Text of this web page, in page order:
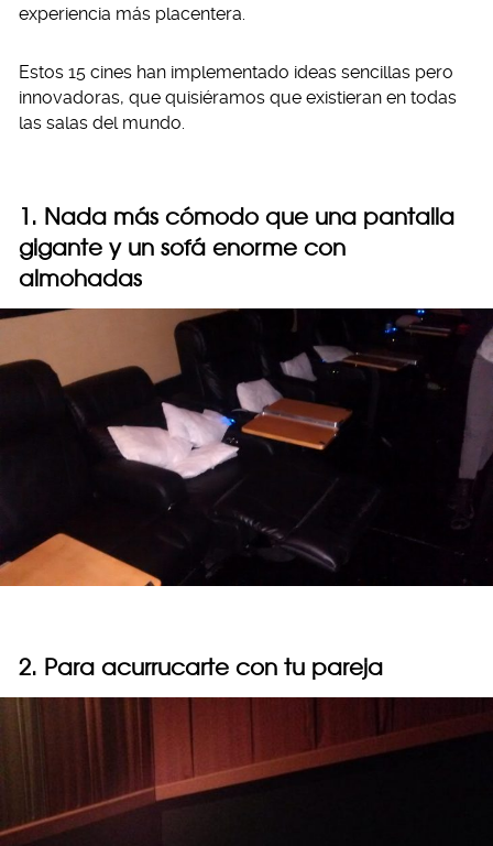
experiencia más placentera.
Estos 15 cines han implementado ideas sencillas pero
innovadoras, que quisiéramos que existieran en todas
las salas del mundo.
1. Nada más cómodo que una pantalla
gigante y un sofá enorme con
almohadas
2. Para acurrucarte con tu pareja